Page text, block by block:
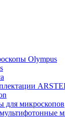
Olympus
для микроскопов